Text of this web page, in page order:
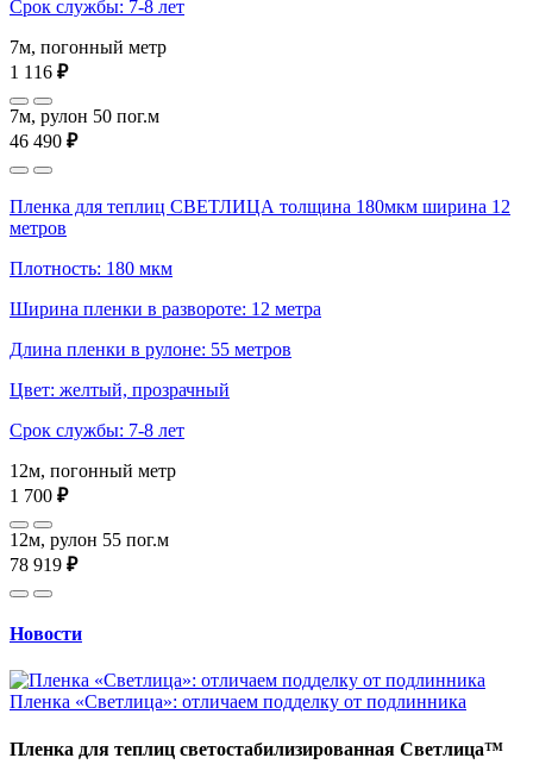
Срок службы: 7-8 лет
7м, погонный метр
1 116 ₽
7м, рулон 50 пог.м
46 490 ₽
Пленка для теплиц СВЕТЛИЦА толщина 180мкм ширина 12
метров
Плотность: 180 мкм
Ширина пленки в развороте: 12 метра
Длина пленки в рулоне: 55 метров
Цвет: желтый, прозрачный
Срок службы: 7-8 лет
12м, погонный метр
1 700 ₽
12м, рулон 55 пог.м
78 919 ₽
Новости
Пленка «Светлица»: отличаем подделку от подлинника
Пленка для теплиц светостабилизированная Светлица™